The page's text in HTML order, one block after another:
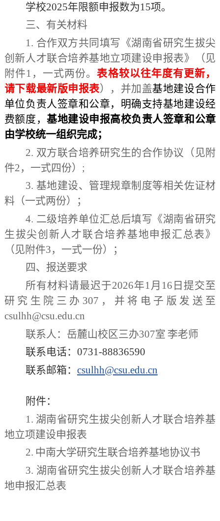
学校2025年限额申报数为15项。
三、有关材料
1. 合作双方共同填写《湖南省研究生拔尖
创新人才联合培养基地立项建设申报表》（见
附件1 ，一式两份。表格较以往年度有更新，
请下载最新版申报表）， 并加盖基地建设合作
单位负责人签章和公章，明确支持基地建设经
费额度，基地建设申报高校负责人签章和公章
由学校统一组织完成；
2. 双方联合培养研究生的合作协议（见附
件2，一式四份） ;
3. 基地建设、管理规章制度等相关佐证材
料（一式两份）
；
4. 二级培养单位汇总后填写《湖南省研究
生拔尖创新人才联合培养基地申报汇总表》
（见附件3，一式一份）；
四、 报送要求
所有材料请最迟于2026年1 月 16 日提交至
研究生院 三办 307 ，并将电子版发送至
csulhh@csu.edu.cn
联系人：岳麓山校区三办307室 李老师
联系电话： 0731-88836590
联系邮箱： csulhh@csu.edu.cn
附件：
1. 湖南省研究生拔尖创新人才联合培养基
地立项建设申报表
2. 中南大学研究生联合培养基地协议书
3. 湖南省研究生拔尖创新人才联合培养基
地申报汇总表